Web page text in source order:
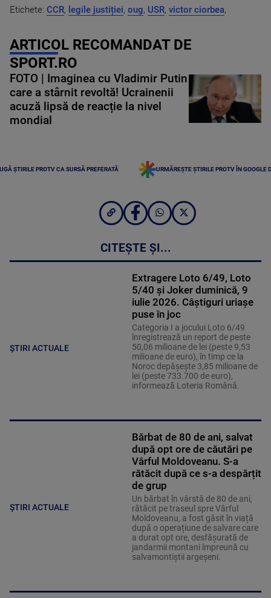
Etichete: CCR, legile justiției, oug, USR, victor ciorbea,
ARTICOL RECOMANDAT DE
SPORT.RO
FOTO | Imaginea cu Vladimir Putin
care a stârnit revoltă! Ucrainenii
acuză lipsă de reacție la nivel
mondial
ȘTIRILE PROTV CA SURSĂ PREFERATĂ URMĂREȘTE ȘTIRILE PROTV ÎN GOOGLE
CITEȘTE ȘI...
ȘTIRI ACTUALE
Extragere Loto 6/49, Loto
5/40 și Joker duminică, 9
iulie 2026. Câștiguri uriașe
puse în joc
Categoria I a jocului Loto 6/49
înregistrează un report de peste
50,06 milioane de lei (peste 9,53
milioane de euro), în timp ce la
Noroc depăşeşte 3,85 milioane de
lei (peste 733.700 de euro),
informează Loteria Română.
ȘTIRI ACTUALE
Bărbat de 80 de ani, salvat
după opt ore de căutări pe
Vârful Moldoveanu. S-a
rătăcit după ce s-a despărțit
de grup
Un bărbat în vârstă de 80 de ani,
rătăcit pe traseul spre Vârful
Moldoveanu, a fost găsit în viață
după o operațiune de salvare care
a durat opt ore, desfășurată de
jandarmii montani împreună cu
salvamontiștii argeșeni.